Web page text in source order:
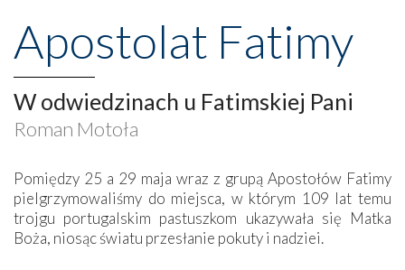
Apostolat Fatimy
W odwiedzinach u Fatimskiej Pani
Roman Motoła
Pomiędzy 25 a 29 maja wraz z grupą Apostołów Fatimy
pielgrzymowaliśmy do miejsca, w którym 109 lat temu
trojgu portugalskim pastuszkom ukazywała się Matka
Boża, niosąc światu przesłanie pokuty i nadziei.